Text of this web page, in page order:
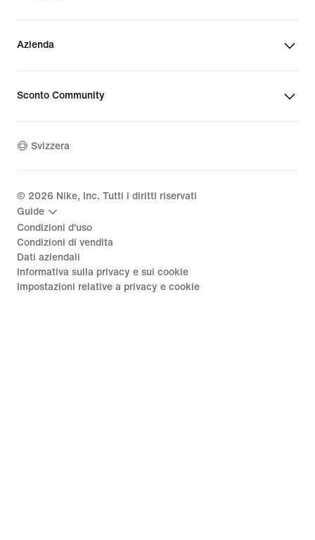
Azienda
Sconto Community
Svizzera
© 2026 Nike, Inc. Tutti i diritti riservati
Guide
Condizioni d'uso
Condizioni di vendita
Dati aziendali
Informativa sulla privacy e sui cookie
Impostazioni relative a privacy e cookie